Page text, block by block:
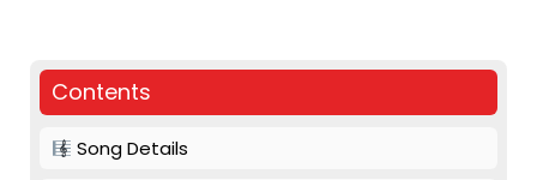
Contents
Song Details